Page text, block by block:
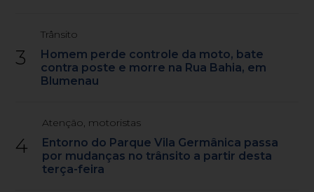
3
Trânsito
Homem perde controle da moto, bate
contra poste e morre na Rua Bahia, em
Blumenau
4
Atenção, motoristas
Entorno do Parque Vila Germânica passa
por mudanças no trânsito a partir desta
terça-feira